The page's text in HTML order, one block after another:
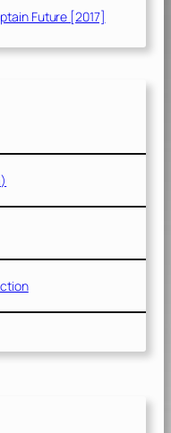
Future [2017]